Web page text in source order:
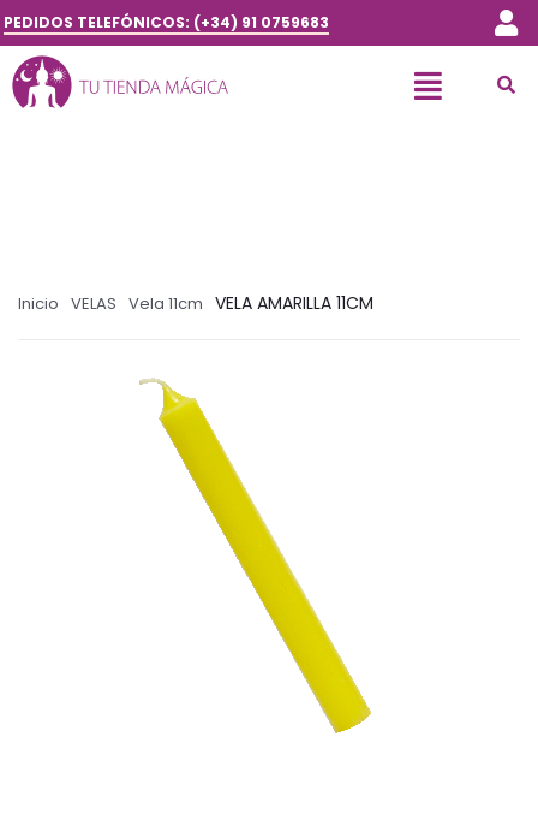
PEDIDOS TELEFÓNICOS: (+34) 91 0759683
Inicio VELAS Vela 11cm VELA AMARILLA 11CM